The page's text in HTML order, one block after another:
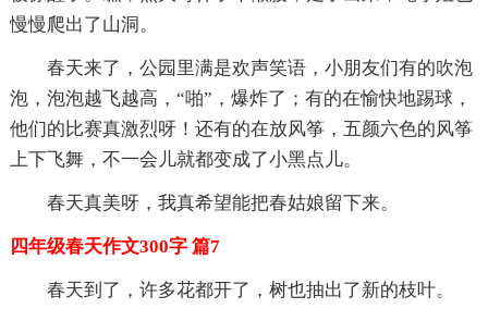
慢慢爬出了山洞。
春天来了，公园里满是欢声笑语，小朋友们有的吹泡
泡，泡泡越飞越高，“啪”，爆炸了；有的在愉快地踢球，
他们的比赛真激烈呀！还有的在放风筝，五颜六色的风筝
上下飞舞，不一会儿就都变成了小黑点儿。
春天真美呀，我真希望能把春姑娘留下来。
四年级春天作文300字 篇7
春天到了，许多花都开了，树也抽出了新的枝叶。